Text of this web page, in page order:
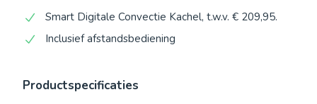
Smart Digitale Convectie Kachel, t.w.v. € 209,95.
Inclusief afstandsbediening
Productspecificaties